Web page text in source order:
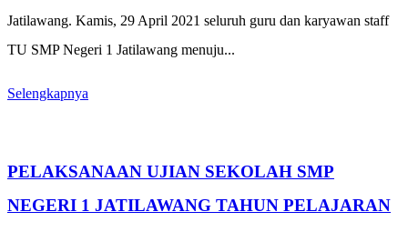
Jatilawang. Kamis, 29 April 2021 seluruh guru dan karyawan staff
TU SMP Negeri 1 Jatilawang menuju...
Selengkapnya
PELAKSANAAN UJIAN SEKOLAH SMP
NEGERI 1 JATILAWANG TAHUN PELAJARAN